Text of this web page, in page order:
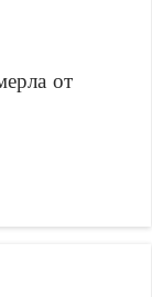
от